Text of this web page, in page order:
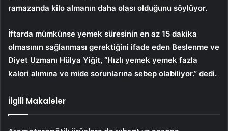
ramazanda kilo almanın daha olası olduğunu söylüyor.
İftarda mümkünse yemek süresinin en az 15 dakika
olmasının sağlanması gerektiğini ifade eden Beslenme ve
Diyet Uzmanı Hülya Yiğit, “Hızlı yemek yemek fazla
kalori alımına ve mide sorunlarına sebep olabiliyor.” dedi.
İlgili Makaleler